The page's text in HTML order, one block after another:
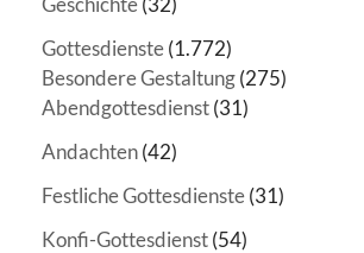
Gottesdienste(1.772)
Besondere Gestaltung(275)
Abendgottesdienst(31)
Andachten(42)
Festliche Gottesdienste(31)
Konfi-Gottesdienst(54)